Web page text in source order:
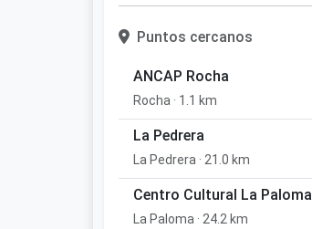
Puntos cercanos
ANCAP Rocha
Rocha · 1.1 km
La Pedrera
La Pedrera · 21.0 km
Centro Cultural La Paloma
La Paloma · 24.2 km